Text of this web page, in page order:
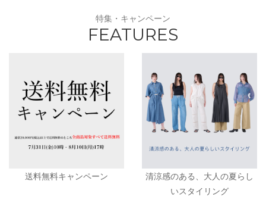
特集・キャンペーン
FEATURES
送料無料キャンペーン
清涼感のある、大人の夏らし
いスタイリング